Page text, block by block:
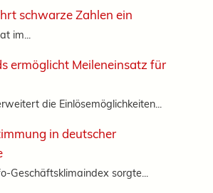
schwarze Zahlen ein
im...
ermöglicht Meileneinsatz für
die Einlösemöglichkeiten...
in deutscher
Geschäftsklimaindex sorgte...